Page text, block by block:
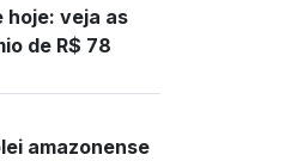
hoje: veja as
de R$ 78
amazonense